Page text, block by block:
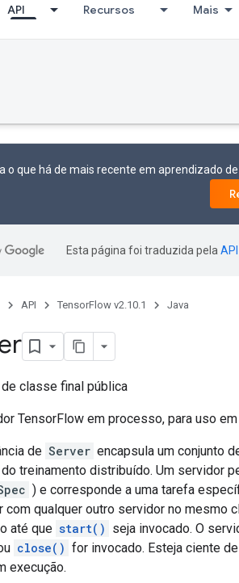
API Recursos Mais
o que há de mais recente em aprendizado
Esta página foi traduzida pela
API TensorFlow v2.10.1 Java
de classe final pública
TensorFlow em processo, para uso
de Server encapsula um conjunto
treinamento distribuído. Um servidor
) e corresponde a uma tarefa
com qualquer outro servidor no mesmo
até que start() seja invocado. O
close() for invocado. Esteja ciente
execução.